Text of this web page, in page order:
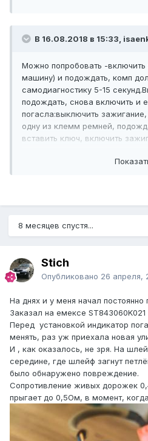
В 16.08.2018 в 15:33,
Можно попробовать -включить
машину) и подождать, комп
самодиагностику 5-15
подождать, снова включить и
погасла:выключить
одну из клемм ремней,
вставить ключ, включить
8 месяцев спустя...
Stich
Опубликовано 26 апреля,
На днях и у меня начал постоянно
Заказал на емексе ST843060K021
Перед установкой индикатор
менять, раз уж приехала новая
И , как оказалось, не зря. На
середине, где шлейф загнут
было обнаружено повреждение.
Сопротивление живых дорожек
прыгает до 0,5Ом, в момент,